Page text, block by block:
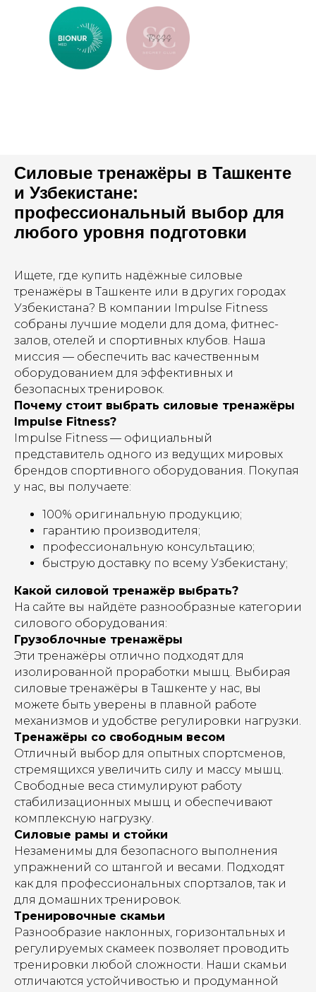
Силовые тренажёры в Ташкенте
и Узбекистане:
профессиональный выбор для
любого уровня подготовки
Ищете, где купить надёжные силовые
тренажёры в Ташкенте или в других городах
Узбекистана? В компании Impulse Fitness
собраны лучшие модели для дома, фитнес-
залов, отелей и спортивных клубов. Наша
миссия — обеспечить вас качественным
оборудованием для эффективных и
безопасных тренировок.
Почему стоит выбрать силовые тренажёры
Impulse Fitness?
Impulse Fitness — официальный
представитель одного из ведущих мировых
брендов спортивного оборудования. Покупая
у нас, вы получаете:
100% оригинальную продукцию;
гарантию производителя;
профессиональную консультацию;
быструю доставку по всему Узбекистану;
Какой силовой тренажёр выбрать?
На сайте вы найдёте разнообразные категории
силового оборудования:
Грузоблочные тренажёры
Эти тренажёры отлично подходят для
изолированной проработки мышц. Выбирая
силовые тренажёры в Ташкенте у нас, вы
можете быть уверены в плавной работе
механизмов и удобстве регулировки нагрузки.
Тренажёры со свободным весом
Отличный выбор для опытных спортсменов,
стремящихся увеличить силу и массу мышц.
Свободные веса стимулируют работу
стабилизационных мышц и обеспечивают
комплексную нагрузку.
Силовые рамы и стойки
Незаменимы для безопасного выполнения
упражнений со штангой и весами. Подходят
как для профессиональных спортзалов, так и
для домашних тренировок.
Тренировочные скамьи
Разнообразие наклонных, горизонтальных и
регулируемых скамеек позволяет проводить
тренировки любой сложности. Наши скамьи
отличаются устойчивостью и продуманной